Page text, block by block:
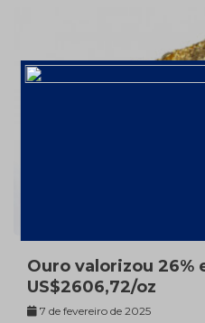
Ouro valorizou 26%
US$2606,72/oz
7 de fevereiro de 2025